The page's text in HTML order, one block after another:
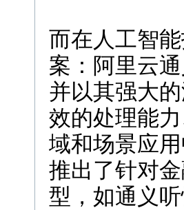
而在人工智
案：阿里云
并以其强大
效的处理能
域和场景应
推出了针对
型，如通义